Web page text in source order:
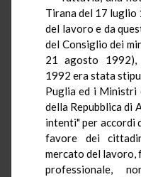
Tirana del 17
del lavoro e da
del Consiglio dei
21 agosto
1992 era stata
Puglia ed i Ministri
della Repubblica di
intenti" per accordi
favore dei
mercato del lavoro,
professionale,